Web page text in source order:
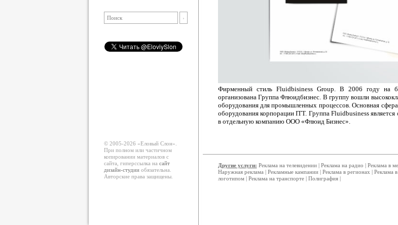
Фирменный стиль Fluidbisiness Group. В 2006 году на
организована Группа Флюидбизнес. В группу вошли
оборудования для промышленных процессов. Основная
оборудования корпорации ITT. Группа Fluidbusiness
в отдельную компанию OOO «Флюид Бизнес».
© 2005-2026 «Еловый Cлон».
При полном или частичном
копировании материалов с
сайта, гиперссылка на сайт
дизайн-студииобязательна.
Авторские права защищены.
Другие услуги: Реклама на телевидении| Реклама на радио | Реклама в
Наружная реклама | Рекламные кампании| Реклама в регионах | Реклама
логотипом| Реклама на транспорте| Полиграфия|